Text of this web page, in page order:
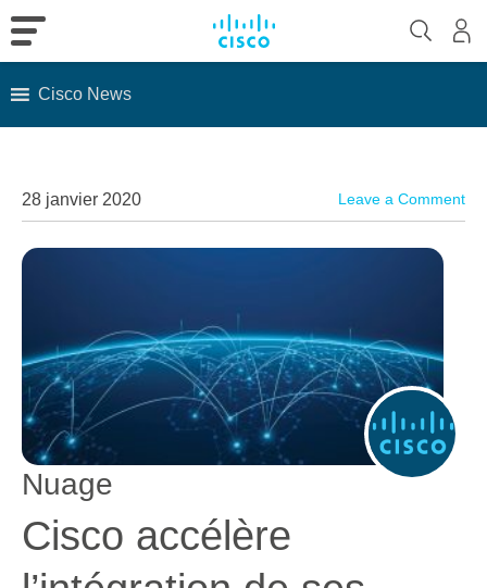
Cisco News
28 janvier 2020 Leave a Comment
Nuage
Cisco accélère